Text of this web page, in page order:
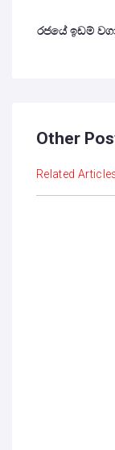
රජයේ ඉඩම්
Other
Related